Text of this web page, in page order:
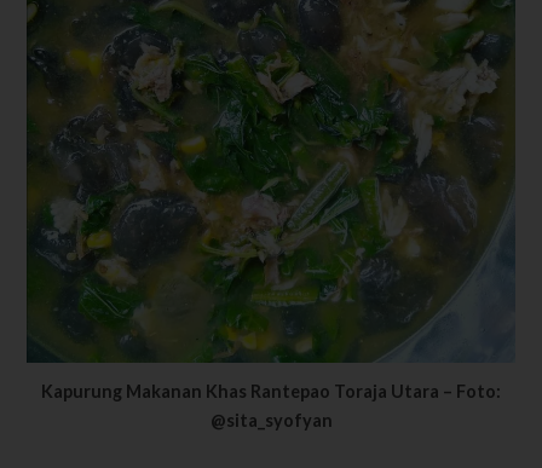
Kapurung Makanan Khas Rantepao Toraja Utara – Foto:
@sita_syofyan